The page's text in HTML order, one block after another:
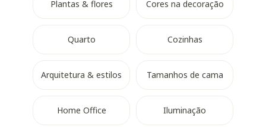
Plantas & flores Cores na decoração
Quarto Cozinhas
Arquitetura & estilos Tamanhos de cama
Home Office Iluminação